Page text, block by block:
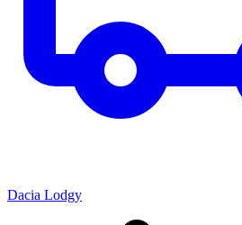
Dacia Lodgy